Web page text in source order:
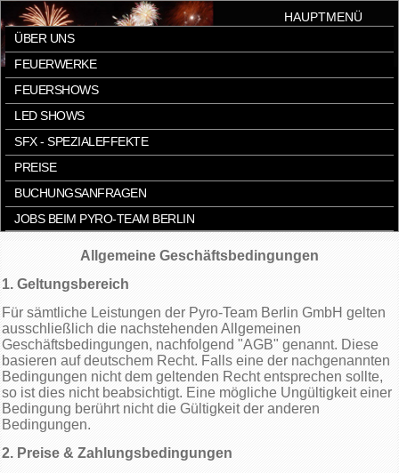
HAUPTMENÜ
ÜBER UNS
FEUERWERKE
FEUERSHOWS
LED SHOWS
SFX - SPEZIALEFFEKTE
PREISE
BUCHUNGSANFRAGEN
JOBS BEIM PYRO-TEAM BERLIN
Allgemeine Geschäftsbedingungen
1. Geltungsbereich
Für sämtliche Leistungen der Pyro-Team Berlin GmbH gelten
ausschließlich die nachstehenden Allgemeinen
Geschäftsbedingungen, nachfolgend "AGB" genannt. Diese
basieren auf deutschem Recht. Falls eine der nachgenannten
Bedingungen nicht dem geltenden Recht entsprechen sollte,
so ist dies nicht beabsichtigt. Eine mögliche Ungültigkeit einer
Bedingung berührt nicht die Gültigkeit der anderen
Bedingungen.
2. Preise & Zahlungsbedingungen